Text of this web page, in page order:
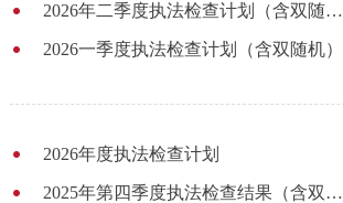
2026年二季度执法检查计划（含双随机）
2026一季度执法检查计划（含双随机）
2026年度执法检查计划
2025年第四季度执法检查结果（含双随机）